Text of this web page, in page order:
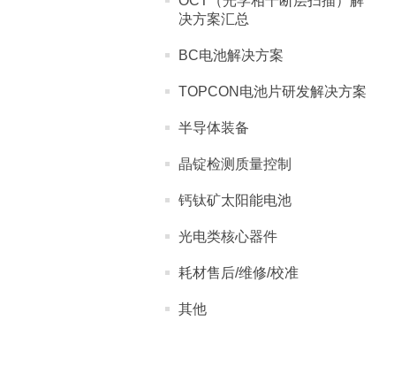
决方案汇总
BC电池解决方案
TOPCON电池片研发解决方案
半导体装备
晶锭检测质量控制
钙钛矿太阳能电池
光电类核心器件
耗材售后/维修/校准
其他